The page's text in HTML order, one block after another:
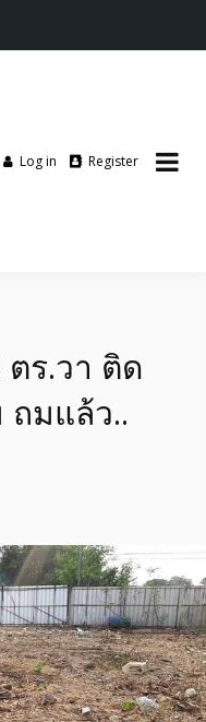
Log in Register
ร.วา ติด
ถมแล้ว..